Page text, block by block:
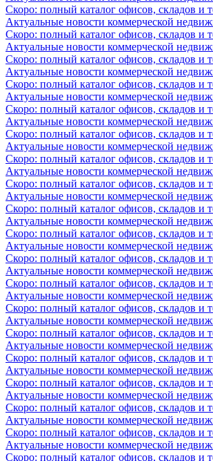
Скоро: полный каталог офисов, складов и
Актуальные новости коммерческой
Скоро: полный каталог офисов, складов и
Актуальные новости коммерческой
Скоро: полный каталог офисов, складов и
Актуальные новости коммерческой
Скоро: полный каталог офисов, складов и
Актуальные новости коммерческой
Скоро: полный каталог офисов, складов и
Актуальные новости коммерческой
Скоро: полный каталог офисов, складов и
Актуальные новости коммерческой
Скоро: полный каталог офисов, складов и
Актуальные новости коммерческой
Скоро: полный каталог офисов, складов и
Актуальные новости коммерческой
Скоро: полный каталог офисов, складов и
Актуальные новости коммерческой
Скоро: полный каталог офисов, складов и
Актуальные новости коммерческой
Скоро: полный каталог офисов, складов и
Актуальные новости коммерческой
Скоро: полный каталог офисов, складов и
Актуальные новости коммерческой
Скоро: полный каталог офисов, складов и
Актуальные новости коммерческой
Скоро: полный каталог офисов, складов и
Актуальные новости коммерческой
Скоро: полный каталог офисов, складов и
Актуальные новости коммерческой
Скоро: полный каталог офисов, складов и
Актуальные новости коммерческой
Скоро: полный каталог офисов, складов и
Актуальные новости коммерческой
Скоро: полный каталог офисов, складов и
Актуальные новости коммерческой
Скоро: полный каталог офисов, складов и